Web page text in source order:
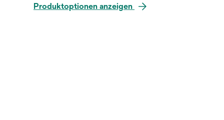
Produktoptionen anzeigen